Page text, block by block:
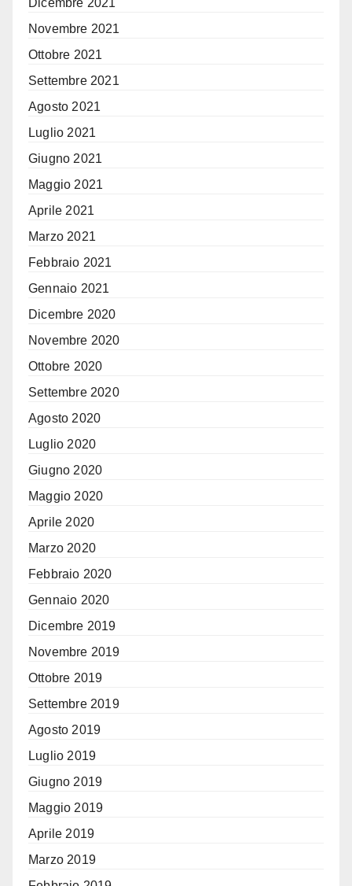
Dicembre 2021
Novembre 2021
Ottobre 2021
Settembre 2021
Agosto 2021
Luglio 2021
Giugno 2021
Maggio 2021
Aprile 2021
Marzo 2021
Febbraio 2021
Gennaio 2021
Dicembre 2020
Novembre 2020
Ottobre 2020
Settembre 2020
Agosto 2020
Luglio 2020
Giugno 2020
Maggio 2020
Aprile 2020
Marzo 2020
Febbraio 2020
Gennaio 2020
Dicembre 2019
Novembre 2019
Ottobre 2019
Settembre 2019
Agosto 2019
Luglio 2019
Giugno 2019
Maggio 2019
Aprile 2019
Marzo 2019